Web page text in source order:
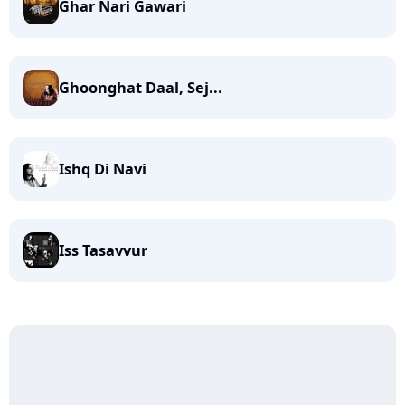
Ghar Nari Gawari
Ghoonghat Daal, Sej...
Ishq Di Navi
Iss Tasavvur